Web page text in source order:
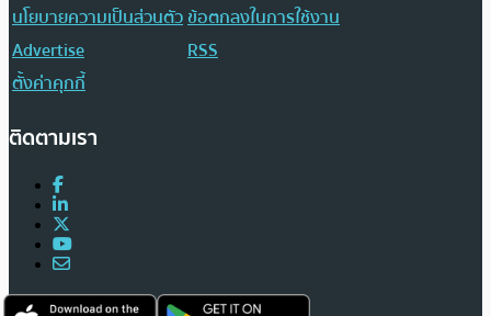
นโยบายความเป็นส่วนตัวข้อตกลงในการใช้งาน
Advertise
RSS
ตั้งค่าคุกกี้
ติดตามเรา